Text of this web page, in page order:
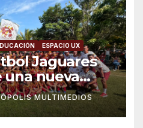
ESPACIO UX
Jaguares
una nueva
Copa del Mar
MULTIMEDIOS